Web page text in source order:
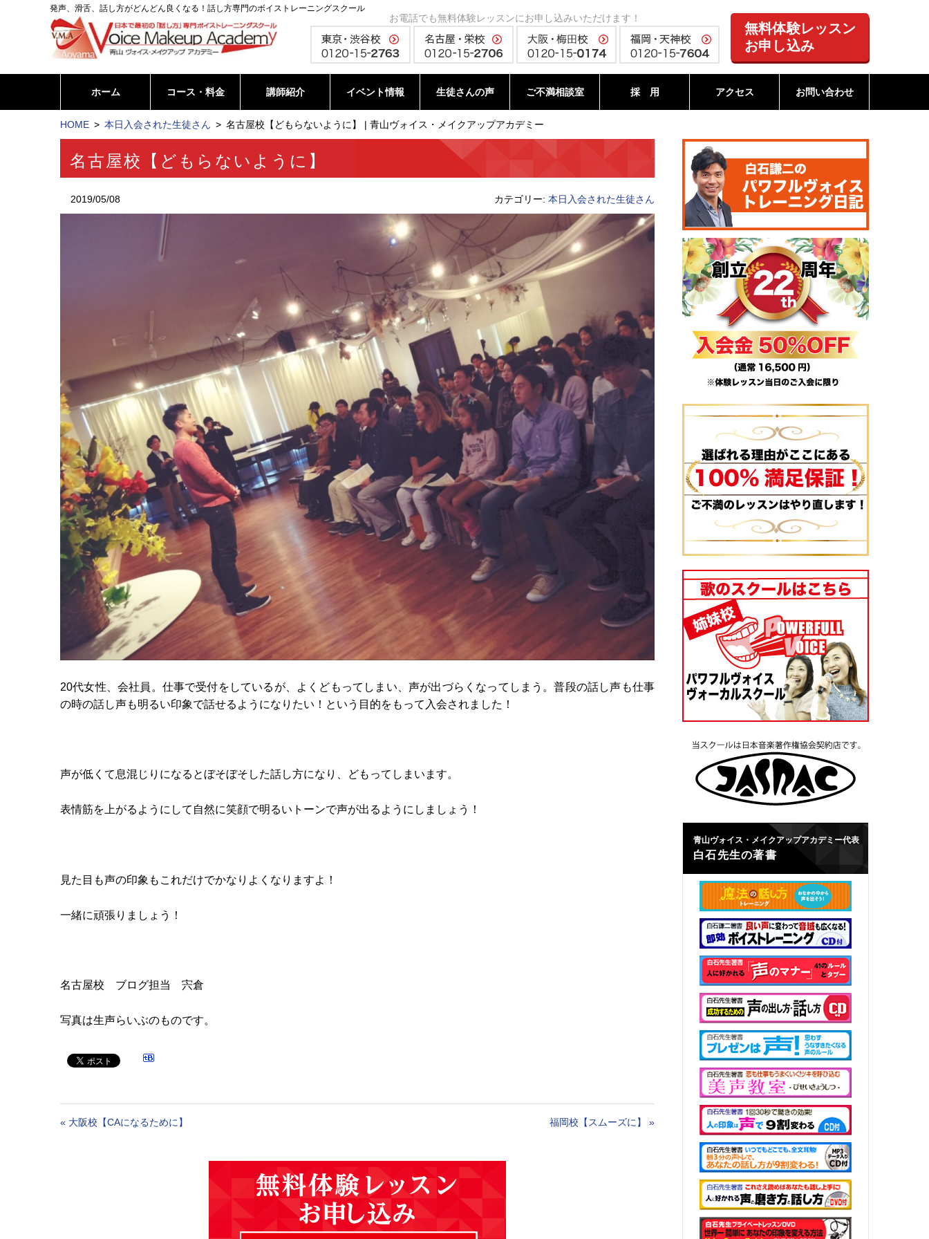
発声、滑舌、話し方がどんどん良くなる！話し方専門のボイストレーニングスクール
お電話でも無料体験レッスンにお申し込みいただけます！
無料体験レッスン
お申し込み
ホーム コース・料金 講師紹介 イベント情報 生徒さんの声 ご不満相談室 採 用 アクセス お問い合わせ
HOME 本日入会された生徒さん 名古屋校【どもらないように】 | 青山ヴォイス・メイクアップアカデミー
名古屋校【どもらないように】
2019/05/08 カテゴリー: 本日入会された生徒さん
20代女性、会社員。仕事で受付をしているが、よくどもってしまい、声が出づらくなってしまう。普段の話し声も仕事
の時の話し声も明るい印象で話せるようになりたい！という目的をもって入会されました！
声が低くて息混じりになるとぼそぼそした話し方になり、どもってしまいます。
表情筋を上がるようにして自然に笑顔で明るいトーンで声が出るようにしましょう！
見た目も声の印象もこれだけでかなりよくなりますよ！
一緒に頑張りましょう！
名古屋校 ブログ担当 宍倉
写真は生声らいぶのものです。
« 大阪校【CAになるために】 福岡校【スムーズに】 »
青山ヴォイス・メイクアップアカデミー代表
白石先生の著書